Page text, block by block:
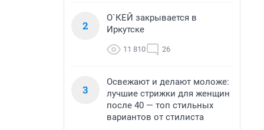
2
О`КЕЙ закрывается в
Иркутске
11 810 26
3
Освежают и делают моложе:
лучшие стрижки для женщин
после 40 — топ стильных
вариантов от стилиста